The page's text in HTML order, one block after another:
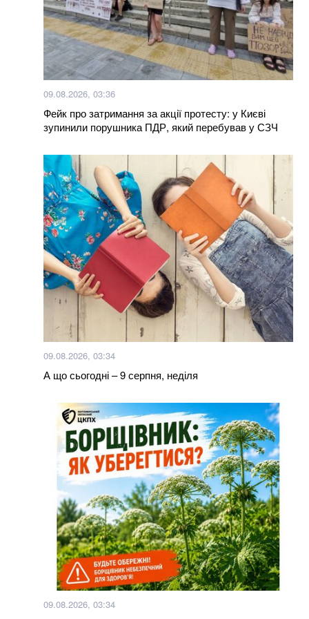
Нагороджені посмертно: у Хмельницькому нагороди
загиблих Героїв отримали їх родини
Яка температура вважається нормальною: ви
здивуєтеся, але це не 36,6
Більше новин
09.08.2026, 03:36
Фейк про затримання за акції протесту: у Києві
зупинили порушника ПДР, який перебував у СЗЧ
09.08.2026, 03:34
А що сьогодні – 9 серпня, неділя
09.08.2026, 03:34